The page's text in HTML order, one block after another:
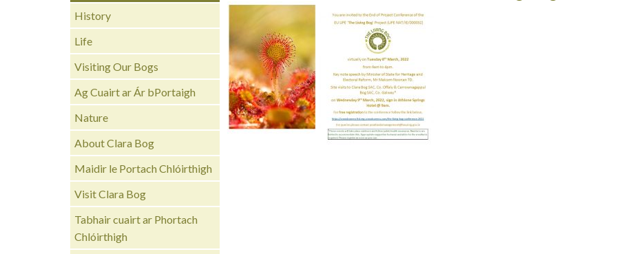
History
Life
Visiting Our Bogs
Ag Cuairt ar Ár bPortaigh
Nature
About Clara Bog
Maidir le Portach Chlóirthigh
Visit Clara Bog
Tabhair cuairt ar Phortach
Chlóirthigh